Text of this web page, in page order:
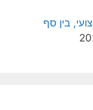
בין סף